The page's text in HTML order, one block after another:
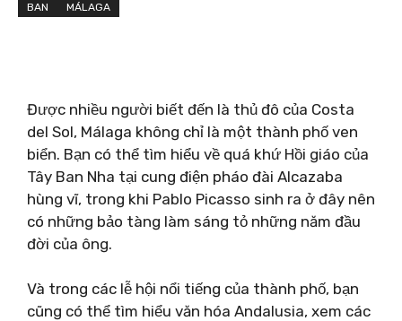
BAN MÁLAGA
Được nhiều người biết đến là thủ đô của Costa
del Sol, Málaga không chỉ là một thành phố ven
biển. Bạn có thể tìm hiểu về quá khứ Hồi giáo của
Tây Ban Nha tại cung điện pháo đài Alcazaba
hùng vĩ, trong khi Pablo Picasso sinh ra ở đây nên
có những bảo tàng làm sáng tỏ những năm đầu
đời của ông.
Và trong các lễ hội nổi tiếng của thành phố, bạn
cũng có thể tìm hiểu văn hóa Andalusia, xem các